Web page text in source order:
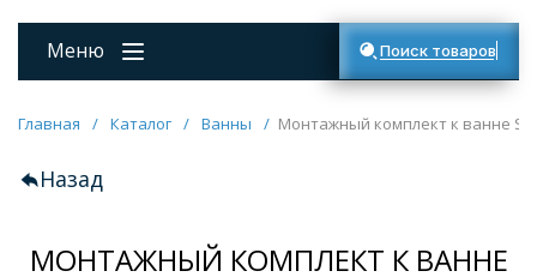
Меню Поиск товаров
Главная / Каталог / Ванны / Монтажный комплект к ванне
Назад
МОНТАЖНЫЙ КОМПЛЕКТ К ВАННЕ